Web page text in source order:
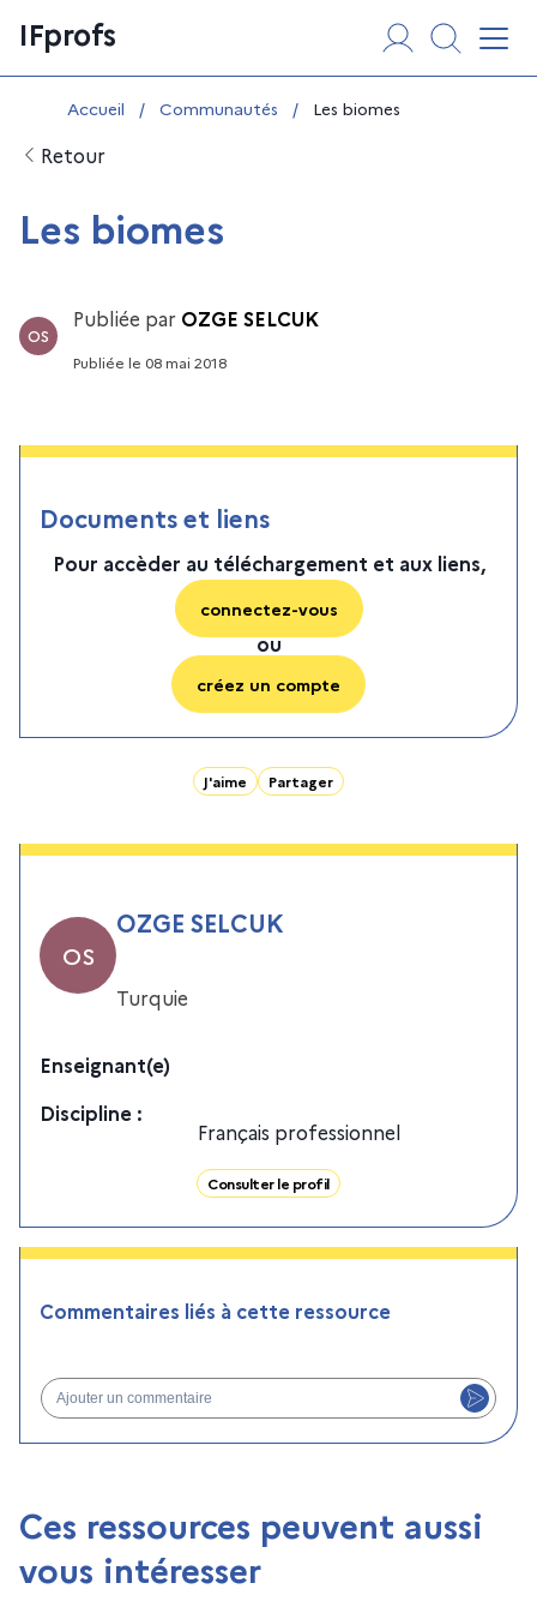
au
contenu
IFprofs
Vous êtes ici :
Accueil / Communautés / Les biomes
Retour
Les biomes
OS
Publiée par OZGE SELCUK
Publiée le 08 mai 2018
Documents et liens
Pour accèder au téléchargement et aux liens,
connectez-vous
ou
créez un compte
J'aime Partager
OS
OZGE SELCUK
Turquie
Enseignant(e)
Discipline :
Français professionnel
Consulter le profil
Commentaires liés à cette ressource
Ajouter un commentaire
Ces ressources peuvent aussi
vous intéresser